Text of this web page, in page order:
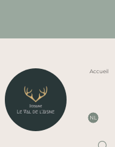
Accueil
NL